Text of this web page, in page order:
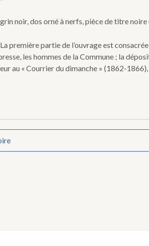
noir, dos orné à nerfs, pièce de titre noire
première partie de l’ouvrage est
les hommes de la Commune ; la
au « Courrier du dimanche » (1862-